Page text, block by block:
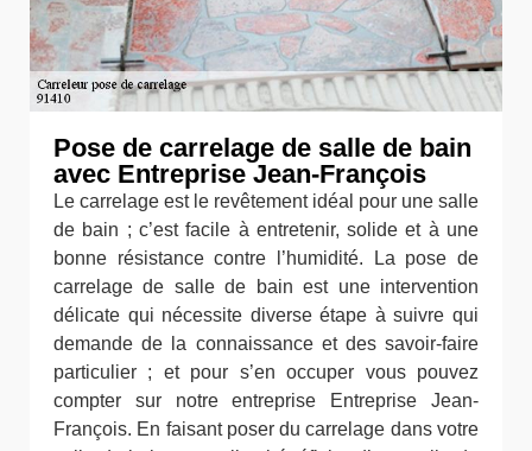
Pose de carrelage de salle de bain
avec Entreprise Jean-François
Le carrelage est le revêtement idéal pour une salle
de bain ; c’est facile à entretenir, solide et à une
bonne résistance contre l’humidité. La pose de
carrelage de salle de bain est une intervention
délicate qui nécessite diverse étape à suivre qui
demande de la connaissance et des savoir-faire
particulier ; et pour s’en occuper vous pouvez
compter sur notre entreprise Entreprise Jean-
François. En faisant poser du carrelage dans votre